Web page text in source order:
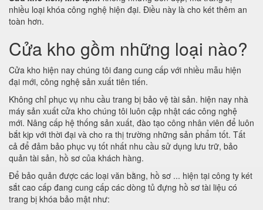
nhiều loại khóa công nghệ hiện đại. Điều này là cho két thêm an
toàn hơn.
Cửa kho gồm những loại nào?
Cửa kho hiện nay chúng tôi đang cung cấp với nhiều mẫu hiện
đại mới, công nghệ sản xuất tiên tiến.
Không chỉ phục vụ nhu cầu trang bị bảo vệ tài sản. hiện nay nhà
máy sản xuất cửa kho chúng tôi luôn cập nhật các công nghệ
mới. Nâng cấp hệ thống sản xuất, đào tạo công nhân viên để luôn
bắt kịp với thời đại và cho ra thị trường những sản phẩm tốt. Tất
cả để đảm bảo phục vụ tốt nhất nhu cầu sử dụng lưu trữ, bảo
quản tài sản, hồ sơ của khách hàng.
Để bảo quản được các loại văn bằng, hồ sơ ... hiện tại công ty két
sắt cao cấp đang cung cấp các dòng tủ đựng hồ sơ tài liệu có
trang bị khóa bảo mật như: